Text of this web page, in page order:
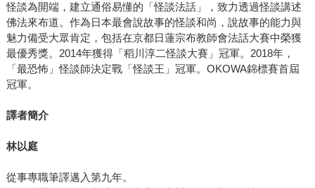
怪談為開端，建立通俗易懂的「怪談法話」，致力透過怪談講述
佛法來布道。作為日本最會說故事的怪談和尚，說故事的能力與
魅力備受大眾肯定，包括在京都日蓮宗布教師會法話大賽中榮獲
最優秀獎。2014年獲得「稻川淳二怪談大賽」冠軍。2018年，
「最恐怖」怪談師決定戰「怪談王」冠軍。OKOWA錦標賽首屆
冠軍。
譯者簡介
林以庭
從事專職筆譯邁入第九年。